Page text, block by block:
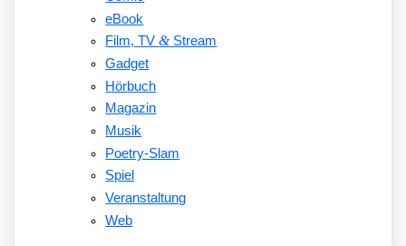
eBook
Film, TV&Stream
Gadget
Hörbuch
Magazin
Musik
Poetry-Slam
Spiel
Veranstaltung
Web